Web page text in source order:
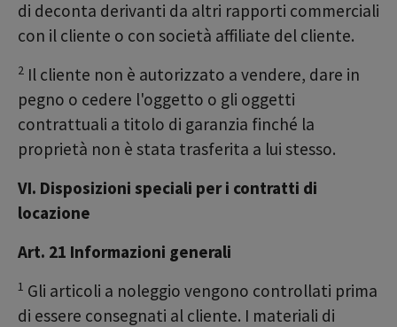
di deconta derivanti da altri rapporti commerciali
con il cliente o con società affiliate del cliente.
2 Il cliente non è autorizzato a vendere, dare in
pegno o cedere l'oggetto o gli oggetti
contrattuali a titolo di garanzia finché la
proprietà non è stata trasferita a lui stesso.
VI. Disposizioni speciali per i contratti di
locazione
Art. 21 Informazioni generali
1 Gli articoli a noleggio vengono controllati prima
di essere consegnati al cliente. I materiali di